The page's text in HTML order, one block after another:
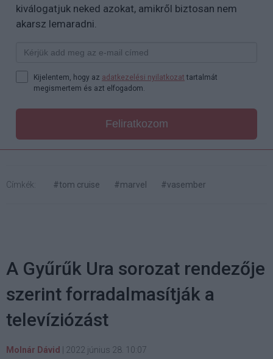
kiválogatjuk neked azokat, amikről biztosan nem
akarsz lemaradni.
Kijelentem, hogy az adatkezelési nyilatkozat tartalmát
megismertem és azt elfogadom.
Feliratkozom
Címkék: #tom cruise #marvel #vasember
A Gyűrűk Ura sorozat rendezője
szerint forradalmasítják a
televíziózást
Molnár Dávid 2022 június 28. 10:07